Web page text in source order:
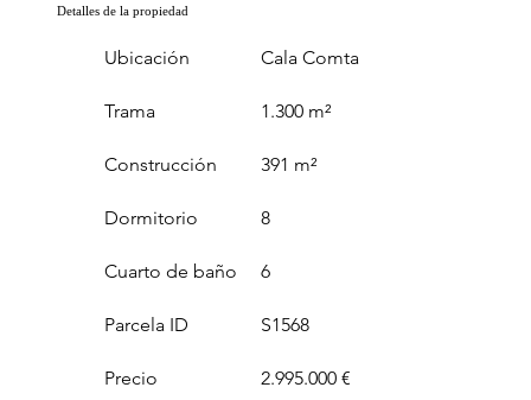
Detalles de la propiedad
Ubicación
Trama
Construcción
Cala Comta
1.300 m²
391 m²
Dormitorio
Cuarto de baño
8
6
Parcela ID
Precio
S1568
2.995.000 €